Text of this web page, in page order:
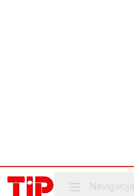
Mobile menu
Navigacija